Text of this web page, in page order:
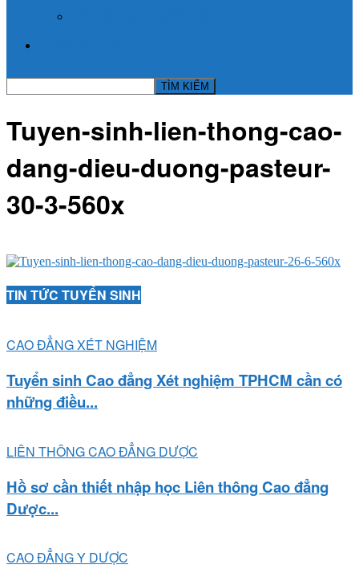
Tuyen-sinh-lien-thong-cao-
dang-dieu-duong-pasteur-
30-3-560x
TIN TỨC TUYỂN SINH
CAO ĐẲNG XÉT NGHIỆM
Tuyển sinh Cao đẳng Xét nghiệm TPHCM cần có
những điều...
LIÊN THÔNG CAO ĐẲNG DƯỢC
Hồ sơ cần thiết nhập học Liên thông Cao đẳng
Dược...
CAO ĐẲNG Y DƯỢC